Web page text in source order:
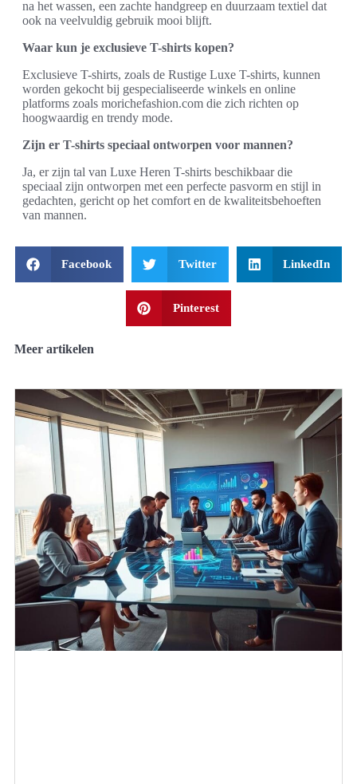
na het wassen, een zachte handgreep en duurzaam textiel dat
ook na veelvuldig gebruik mooi blijft.
Waar kun je exclusieve T-shirts kopen?
Exclusieve T-shirts, zoals de Rustige Luxe T-shirts, kunnen
worden gekocht bij gespecialiseerde winkels en online
platforms zoals morichefashion.com die zich richten op
hoogwaardig en trendy mode.
Zijn er T-shirts speciaal ontworpen voor mannen?
Ja, er zijn tal van Luxe Heren T-shirts beschikbaar die
speciaal zijn ontworpen met een perfecte pasvorm en stijl in
gedachten, gericht op het comfort en de kwaliteitsbehoeften
van mannen.
Facebook Twitter LinkedIn
Pinterest
Meer artikelen